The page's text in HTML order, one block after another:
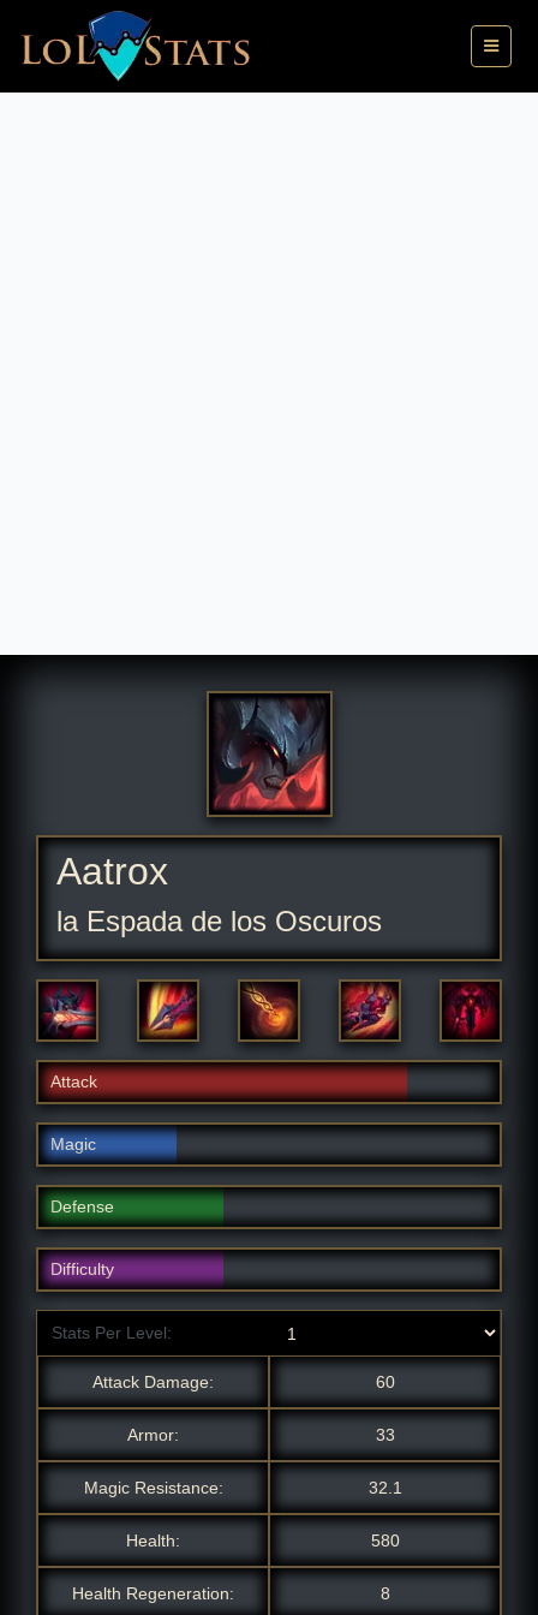
Aatrox
la Espada de los Oscuros
Attack
Magic
Defense
Difficulty
Stats Per Level:
Attack Damage: 60
Armor: 33
Magic Resistance: 32.1
Health: 580
Health Regeneration: 8